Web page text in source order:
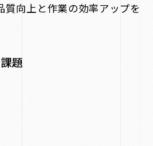
質向上と作業の効率アップを
題